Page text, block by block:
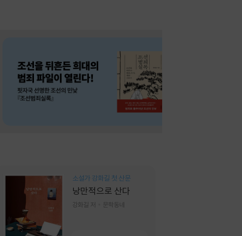
소설가 강화길 첫 산문
낭만적으로 산다
강화길 저 문학동네